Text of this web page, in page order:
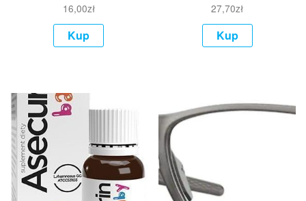
16,00zł
Kup
27,70zł
Kup